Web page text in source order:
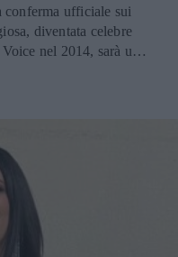
conferma ufficiale sui
diventata celebre
nel 2014, sarà una